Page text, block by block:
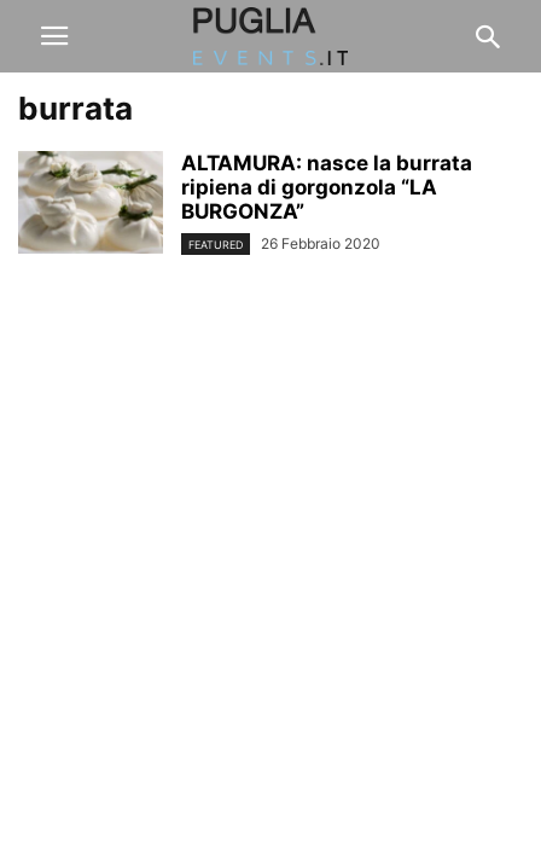
burrata
ALTAMURA: nasce la burrata
ripiena di gorgonzola “LA
BURGONZA”
FEATURED 26 Febbraio 2020